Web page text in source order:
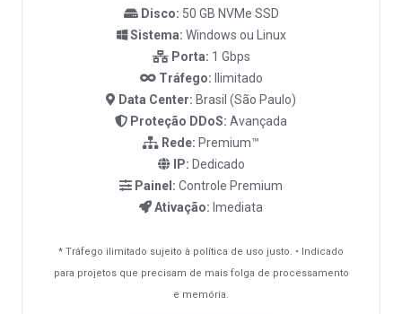
Disco: 50 GB NVMe SSD
Sistema: Windows ou Linux
Porta: 1 Gbps
Tráfego: Ilimitado
Data Center: Brasil (São Paulo)
Proteção DDoS: Avançada
Rede: Premium™
IP: Dedicado
Painel: Controle Premium
Ativação: Imediata
* Tráfego ilimitado sujeito à política de uso justo. • Indicado
para projetos que precisam de mais folga de processamento
e memória.